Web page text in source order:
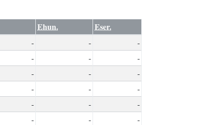
Ehun. Eser.
- -
-
- -
-
- -
-
- -
-
- -
-
- -
-